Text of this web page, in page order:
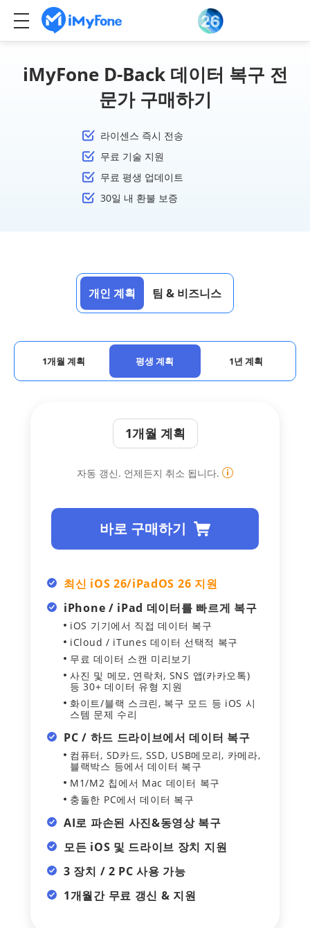
iMyFone D-Back 데이터 복구 전
문가 구매하기
라이센스 즉시 전송
무료 기술 지원
무료 평생 업데이트
30일 내 환불 보증
개인 계획 팀 & 비즈니스
1개월 계획 평생 계획 1년 계획
1개월 계획
자동 갱신. 언제든지 취소 됩니다.
바로 구매하기
최신 iOS 26/iPadOS 26 지원
iPhone / iPad 데이터를 빠르게 복구
iOS 기기에서 직접 데이터 복구
iCloud / iTunes 데이터 선택적 복구
무료 데이터 스캔 미리보기
사진 및 메모, 연락처, SNS 앱(카카오톡)
등 30+ 데이터 유형 지원
화이트/블랙 스크린, 복구 모드 등 iOS 시
스템 문제 수리
PC / 하드 드라이브에서 데이터 복구
컴퓨터, SD카드, SSD, USB메모리, 카메라,
블랙박스 등에서 데이터 복구
M1/M2 칩에서 Mac 데이터 복구
충돌한 PC에서 데이터 복구
AI로 파손된 사진&동영상 복구
모든 iOS 및 드라이브 장치 지원
3 장치 / 2 PC 사용 가능
1개월간 무료 갱신 & 지원